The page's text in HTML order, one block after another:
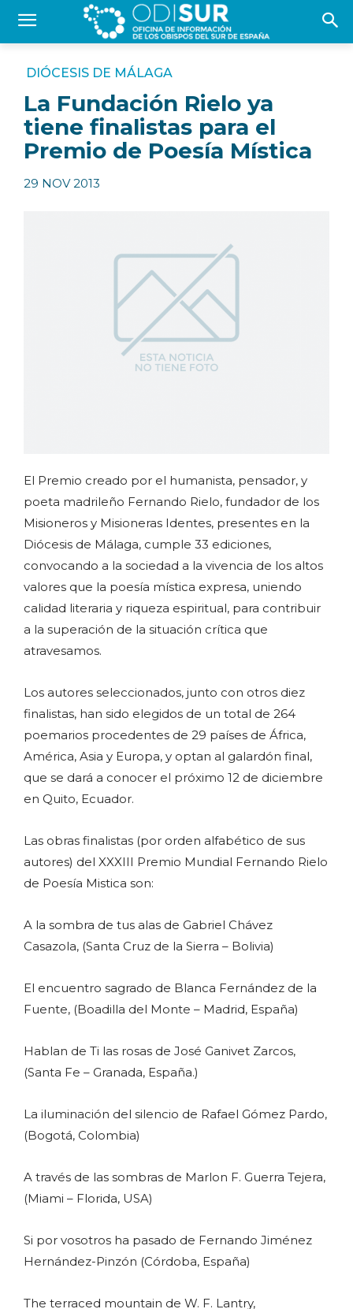
DIÓCESIS DE MÁLAGA
La Fundación Rielo ya
tiene finalistas para el
Premio de Poesía Mística
29 NOV 2013
El Premio creado por el humanista, pensador, y
poeta madrileño Fernando Rielo, fundador de los
Misioneros y Misioneras Identes, presentes en la
Diócesis de Málaga, cumple 33 ediciones,
convocando a la sociedad a la vivencia de los altos
valores que la poesía mística expresa, uniendo
calidad literaria y riqueza espiritual, para contribuir
a la superación de la situación crítica que
atravesamos.
Los autores seleccionados, junto con otros diez
finalistas, han sido elegidos de un total de 264
poemarios procedentes de 29 países de África,
América, Asia y Europa, y optan al galardón final,
que se dará a conocer el próximo 12 de diciembre
en Quito, Ecuador.
Las obras finalistas (por orden alfabético de sus
autores) del XXXIII Premio Mundial Fernando Rielo
de Poesía Mistica son:
A la sombra de tus alas de Gabriel Chávez
Casazola, (Santa Cruz de la Sierra – Bolivia)
El encuentro sagrado de Blanca Fernández de la
Fuente, (Boadilla del Monte – Madrid, España)
Hablan de Ti las rosas de José Ganivet Zarcos,
(Santa Fe – Granada, España.)
La iluminación del silencio de Rafael Gómez Pardo,
(Bogotá, Colombia)
A través de las sombras de Marlon F. Guerra Tejera,
(Miami – Florida, USA)
Si por vosotros ha pasado de Fernando Jiménez
Hernández-Pinzón (Córdoba, España)
The terraced mountain de W. F. Lantry,